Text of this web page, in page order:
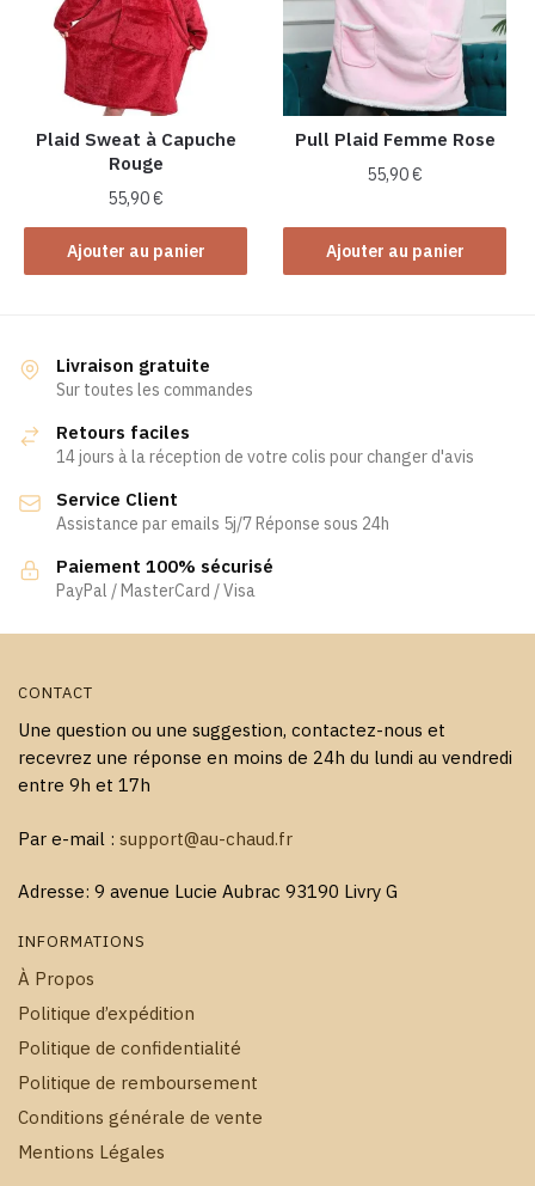
Plaid Sweat à Capuche
Rouge
55,90€
Ajouter au panier
Pull Plaid Femme Rose
55,90€
Ajouter au panier
Livraison gratuite
Sur toutes les commandes
Retours faciles
14 jours à la réception de votre colis pour changer d'avis
Service Client
Assistance par emails 5j/7 Réponse sous 24h
Paiement 100% sécurisé
PayPal / MasterCard / Visa
CONTACT
Une question ou une suggestion, contactez-nous et
recevrez une réponse en moins de 24h du lundi au vendredi
entre 9h et 17h
Par e-mail : support@au-chaud.fr
Adresse: 9 avenue Lucie Aubrac 93190 Livry G
INFORMATIONS
À Propos
Politique d’expédition
Politique de confidentialité
Politique de remboursement
Conditions générale de vente
Mentions Légales